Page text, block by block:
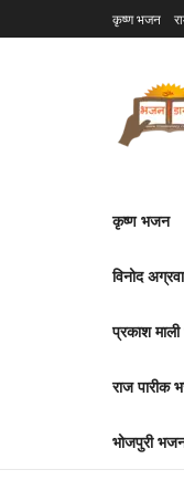
कृष्ण भजन
कृष्ण भजन
विनोद
प्रकाश
राज पारीक
भोजपुरी